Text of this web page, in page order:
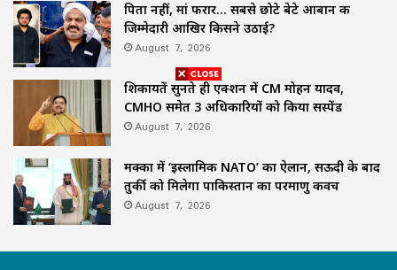
पिता नहीं, मां फरार… सबसे छोटे बेटे आबान की
जिम्मेदारी आखिर किसने उठाई?
August 7, 2026
शिकायतें सुनते ही एक्शन में CM मोहन यादव,
CMHO समेत 3 अधिकारियों को किया सस्पेंड
August 7, 2026
मक्का में ‘इस्लामिक NATO’ का ऐलान, सऊदी के बाद
तुर्की को मिलेगा पाकिस्तान का परमाणु कवच
August 7, 2026